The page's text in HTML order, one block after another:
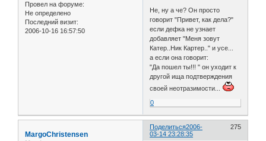
Провел на форуме:
Не определено
Последний визит:
2006-10-16 16:57:50
Не, ну а че? Он просто
говорит "Привет, как дела?"
если дефка не узнает
добавляет "Меня зовут
Катер..Ник Картер.." и усе...
а если она говорит:
"Да пошел ты!!! " он уходит к
другой ища подтверждения
своей неотразимости...
0
Поделиться 275
2006-
03-14 23:28:35
MargoChristensen